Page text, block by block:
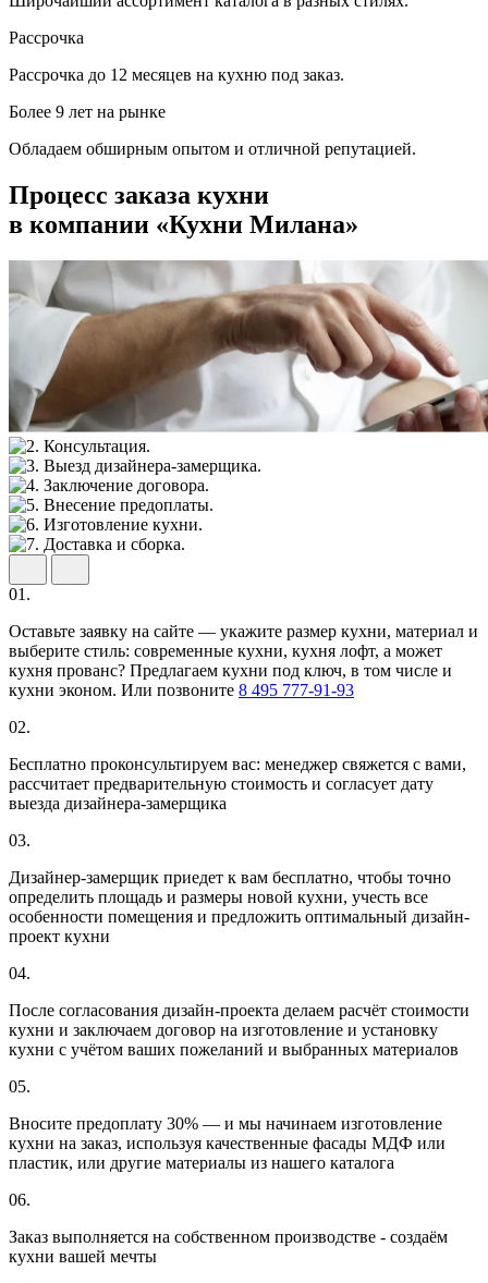
Рассрочка
Рассрочка до 12 месяцев на кухню под заказ.
Более 9 лет на рынке
Обладаем обширным опытом и отличной репутацией.
Процесс заказа кухни
в компании «Кухни Милана»
01.
Оставьте заявку на сайте — укажите размер кухни, материал и
выберите стиль: современные кухни, кухня лофт, а может
кухня прованс? Предлагаем кухни под ключ, в том числе и
кухни эконом. Или позвоните 8 495 777-91-93
02.
Бесплатно проконсультируем вас: менеджер свяжется с вами,
рассчитает предварительную стоимость и согласует дату
выезда дизайнера-замерщика
03.
Дизайнер-замерщик приедет к вам бесплатно, чтобы точно
определить площадь и размеры новой кухни, учесть все
особенности помещения и предложить оптимальный дизайн-
проект кухни
04.
После согласования дизайн-проекта делаем расчёт стоимости
кухни и заключаем договор на изготовление и установку
кухни с учётом ваших пожеланий и выбранных материалов
05.
Вносите предоплату 30% — и мы начинаем изготовление
кухни на заказ, используя качественные фасады МДФ или
пластик, или другие материалы из нашего каталога
06.
Заказ выполняется на собственном производстве - создаём
кухни вашей мечты